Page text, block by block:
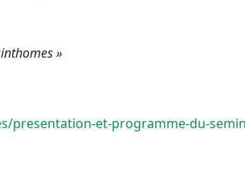
»
et-programme-du-